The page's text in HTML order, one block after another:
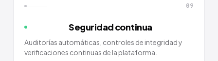
09
Seguridad continua
Auditorías automáticas, controles de integridad y
verificaciones continuas de la plataforma.